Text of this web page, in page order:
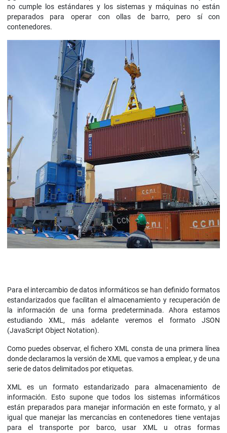
no cumple los estándares y los sistemas y máquinas no están
preparados para operar con ollas de barro, pero sí con
contenedores.
Para el intercambio de datos informáticos se han definido formatos
estandarizados que facilitan el almacenamiento y recuperación de
la información de una forma predeterminada. Ahora estamos
estudiando XML, más adelante veremos el formato JSON
(JavaScript Object Notation).
Como puedes observar, el fichero XML consta de una primera línea
donde declaramos la versión de XML que vamos a emplear, y de una
serie de datos delimitados por etiquetas.
XML es un formato estandarizado para almacenamiento de
información. Esto supone que todos los sistemas informáticos
están preparados para manejar información en este formato, y al
igual que manejar las mercancías en contenedores tiene ventajas
para el transporte por barco, usar XML u otras formas